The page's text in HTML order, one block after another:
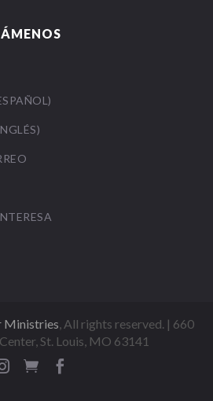
Ministries, All rights reserved. | 660
St. Louis, MO 63141
 